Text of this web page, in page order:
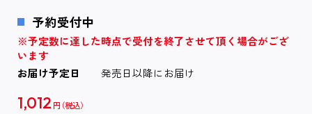
予約受付中
※予定数に達した時点で受付を終了させて頂く場合がござ
います
お届け予定日
発売日以降にお届け
1,012 円